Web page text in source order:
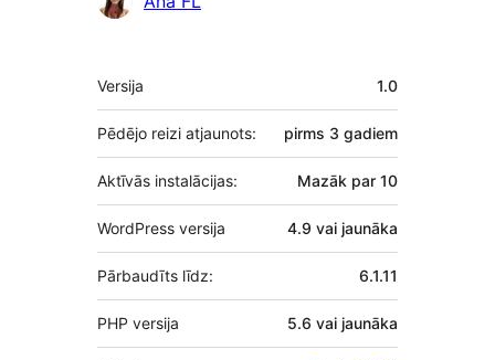
Meta
Versija 1.0
Pēdējo reizi atjaunots: pirms 3 gadiem
Aktīvās instalācijas: Mazāk par 10
WordPress versija 4.9 vai jaunāka
Pārbaudīts līdz: 6.1.11
PHP versija 5.6 vai jaunāka